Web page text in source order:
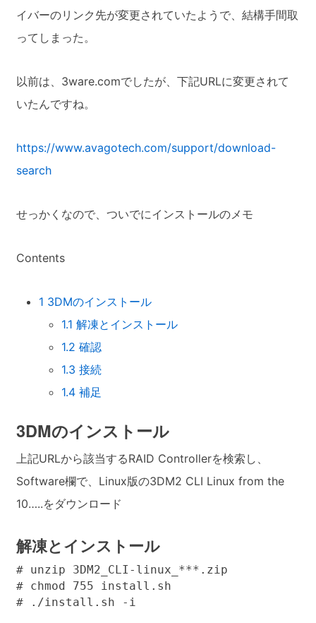
イバーのリンク先が変更されていたようで、結構手間取
ってしまった。
以前は、3ware.comでしたが、下記URLに変更されて
いたんですね。
https://www.avagotech.com/support/download-
search
せっかくなので、ついでにインストールのメモ
Contents
1 3DMのインストール
1.1 解凍とインストール
1.2 確認
1.3 接続
1.4 補足
3DMのインストール
上記URLから該当するRAID Controllerを検索し、
Software欄で、Linux版の3DM2 CLI Linux from the
10…..をダウンロード
解凍とインストール
# unzip 3DM2_CLI-linux_***.zip
# chmod 755 install.sh
# ./install.sh -i